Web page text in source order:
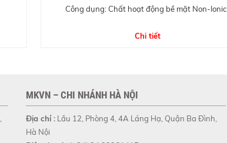
Công dụng: Chất hoạt động bề mặt Non-Ionic
Chi tiết
MKVN – CHI NHÁNH HÀ NỘI
Địa chỉ : Lầu 12, Phòng 4, 4A Láng Hạ, Quận Ba Đình,
Hà Nội